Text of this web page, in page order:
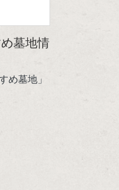
墓地情
め墓地」